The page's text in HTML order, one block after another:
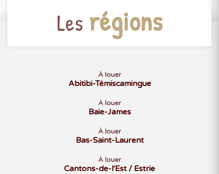
Les régions
À louer
Abitibi-Témiscamingue
À louer
Baie-James
À louer
Bas-Saint-Laurent
À louer
Cantons-de-l'Est / Estrie